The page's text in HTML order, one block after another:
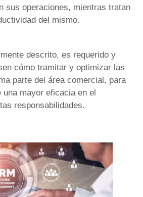
sus operaciones, mientras tratan
del mismo.
descrito, es requerido y
cómo tramitar y optimizar las
parte del área comercial, para
una mayor eficacia en el
responsabilidades.